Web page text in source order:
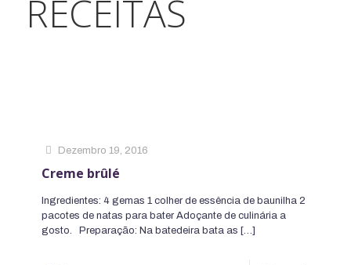
RECEITAS
Dezembro 19, 2016
Creme brûlé
Ingredientes: 4 gemas 1 colher de essência de baunilha 2
pacotes de natas para bater Adoçante de culinária a
gosto. Preparação: Na batedeira bata as […]